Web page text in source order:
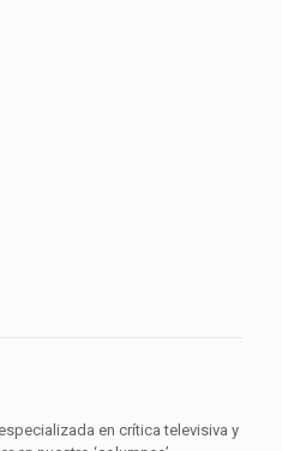
en crítica televisiva y